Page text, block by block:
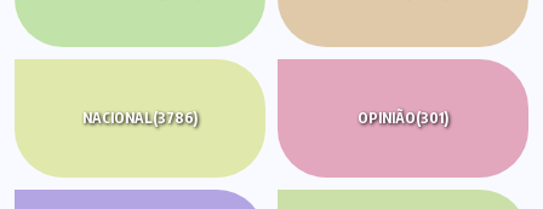
NACIONAL(3786) OPINIÃO(301)